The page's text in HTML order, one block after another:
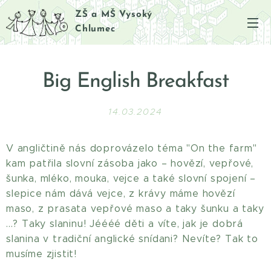
ZŠ a MŠ Vysoký
Chlumec
Big English Breakfast
14.03.2024
V angličtině nás doprovázelo téma "On the farm"
kam patřila slovní zásoba jako – hovězí, vepřové,
šunka, mléko, mouka, vejce a také slovní spojení –
slepice nám dává vejce, z krávy máme hovězí
maso, z prasata vepřové maso a taky šunku a taky
...? Taky slaninu! Jéééé děti a víte, jak je dobrá
slanina v tradiční anglické snídani? Nevíte? Tak to
musíme zjistit!